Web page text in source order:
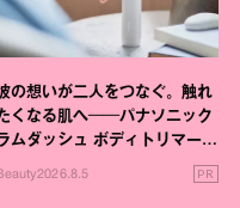
の想いが二人をつなぐ。触れ
くなる肌へ──パナソニック
ムダッシュ ボディトリマーが
2026.8.5 PR